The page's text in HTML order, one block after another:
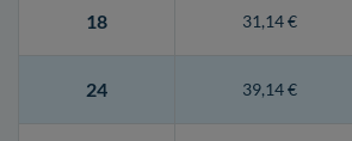
18 31,14 €
24 39,14 €